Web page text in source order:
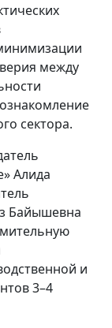
между
сектора.
Алида
Байышевна
и
3–4